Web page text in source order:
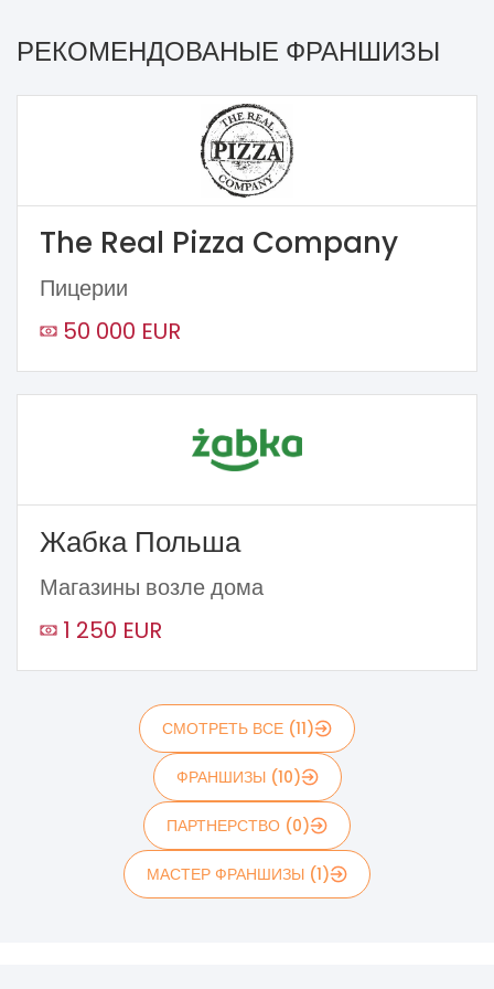
РЕКОМЕНДОВАНЫЕ ФРАНШИЗЫ
The Real Pizza Company
Пицерии
50 000 EUR
Жабка Польша
Магазины возле дома
1 250 EUR
СМОТРЕТЬ ВСЕ (11)
ФРАНШИЗЫ (10)
ПАРТНЕРСТВО (0)
МАСТЕР ФРАНШИЗЫ (1)